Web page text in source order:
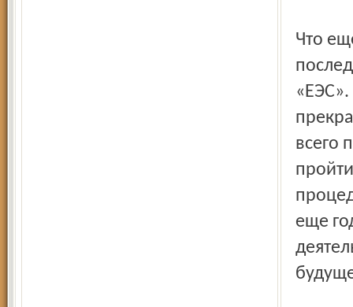
Что
всего
еще